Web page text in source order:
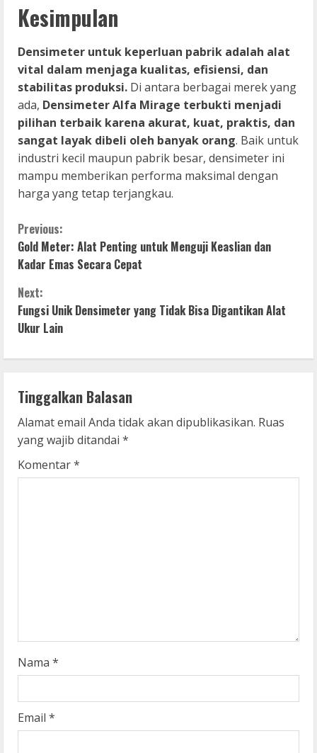
Kesimpulan
Densimeter untuk keperluan pabrik adalah alat
vital dalam menjaga kualitas, efisiensi, dan
stabilitas produksi. Di antara berbagai merek yang
ada, Densimeter Alfa Mirage terbukti menjadi
pilihan terbaik karena akurat, kuat, praktis, dan
sangat layak dibeli oleh banyak orang. Baik untuk
industri kecil maupun pabrik besar, densimeter ini
mampu memberikan performa maksimal dengan
harga yang tetap terjangkau.
C
o
n
t
i
n
u
e
R
g
Previous:
Gold Meter: Alat Penting untuk Menguji Keaslian dan
Kadar Emas Secara Cepat
Next:
Fungsi Unik Densimeter yang Tidak Bisa Digantikan Alat
Ukur Lain
Tinggalkan Balasan
Alamat email Anda tidak akan dipublikasikan. Ruas
yang wajib ditandai *
Komentar*
Nama *
Email *